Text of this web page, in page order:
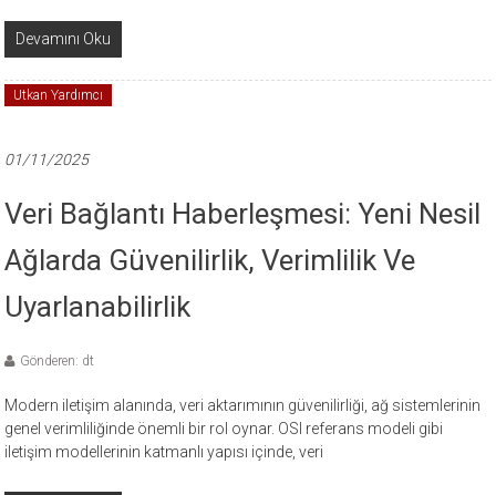
Devamını Oku
Utkan Yardımcı
01/11/2025
Veri Bağlantı Haberleşmesi: Yeni Nesil
Ağlarda Güvenilirlik, Verimlilik Ve
Uyarlanabilirlik
Gönderen: dt
Modern iletişim alanında, veri aktarımının güvenilirliği, ağ sistemlerinin
genel verimliliğinde önemli bir rol oynar. OSI referans modeli gibi
iletişim modellerinin katmanlı yapısı içinde, veri